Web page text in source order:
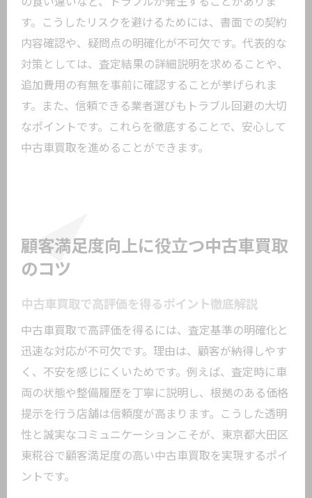
す。こうしたリスクを避けるためには、書面での契約
内容確認や、疑問点の明確化が不可欠です。代表的な
対策としては、査定結果の詳細説明を求めることや、
追加費用の有無を事前に確認することが挙げられま
す。また、信頼できる業者選びもトラブル回避の大切
なポイントです。これらを徹底することで、安心して
中古車買取を進めることができます。
顧客満足度向上に役立つ中古車買取
のコツ
中古車買取で高評価を得るポイント徹底解説
中古車買取で高評価を得るには、査定基準の明確化と
迅速な対応が不可欠です。理由は、顧客が納得しやす
く、不安を感じにくいためです。例えば、査定時に車
両の状態や整備履歴を丁寧に説明し、根拠のある価格
提示を行う店舗は信頼度が高まります。こうした透明
性と誠実なコミュニケーションこそが、東京都大田区
東糀谷で顧客満足度の高い中古車買取を実現するポイ
ントです。